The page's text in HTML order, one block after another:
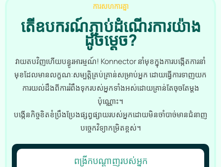
ការសហការគ្នា
តើឧបករណ៍ភ្ជាប់ដំណើរការយ៉ាង
ដូចម្តេច?
វាយ​តប​វិញ​ហើយ​បន្ធូរ​អារម្មណ៍! Konnector នាំមុខក្នុងការបង្កើតការនាំ
មុខដែលមានលក្ខណៈសម្បត្តិគ្រប់គ្រាន់សម្រាប់អ្នក ដោយធ្វើការទាញយក
ការយល់ដឹងពីការរំពឹងទុករបស់អ្នកទាំងអស់ដោយគ្រាន់តែចុចតែម្តង
ប៉ុណ្ណោះ។
បង្កើនកិច្ចខិតខំប្រឹងប្រែងផ្សព្វផ្សាយរបស់អ្នកដោយមិនចាំបាច់មានជំនាញ
បច្ចេកវិទ្យាកម្រិតខ្ពស់។
ពង្រីកបណ្តាញរបស់អ្នក